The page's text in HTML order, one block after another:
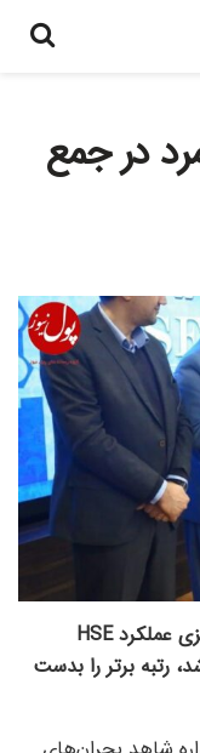
در جمع
منطقه ویژه اقتصادی لامرد در هفتمین ممیزی عملکرد HSE
برگزار شد، رتبه برتر را بدست